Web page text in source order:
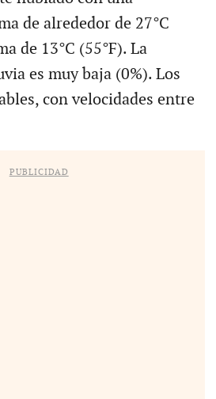
de alrededor de 27°C
de 13°C (55°F). La
es muy baja (0%). Los
con velocidades entre
PUBLICIDAD